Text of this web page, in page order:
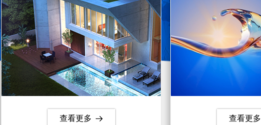
查看更多
查看更多 뀠